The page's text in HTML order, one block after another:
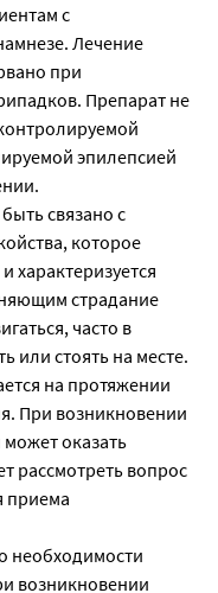
с
Лечение
при
Препарат не
эпилепсией
связано с
которое
характеризуется
страдание
часто в
или стоять на месте.
на протяжении
При возникновении
оказать
рассмотреть вопрос
приема
необходимости
возникновении